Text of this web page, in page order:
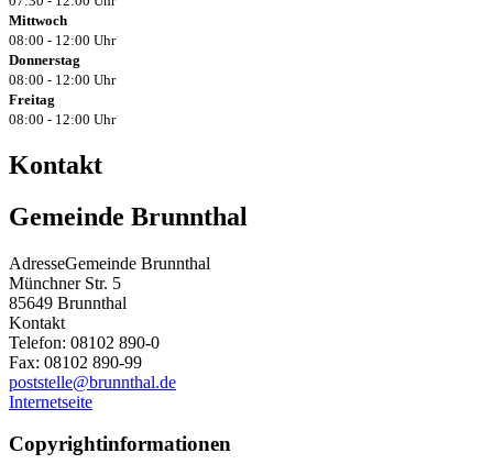
Mittwoch
08:00 - 12:00 Uhr
Donnerstag
08:00 - 12:00 Uhr
Freitag
08:00 - 12:00 Uhr
Kontakt
Gemeinde Brunnthal
AdresseGemeinde Brunnthal
Münchner Str. 5
85649 Brunnthal
Kontakt
Telefon: 08102 890-0
Fax: 08102 890-99
poststelle@brunnthal.de
Internetseite
Copyrightinformationen